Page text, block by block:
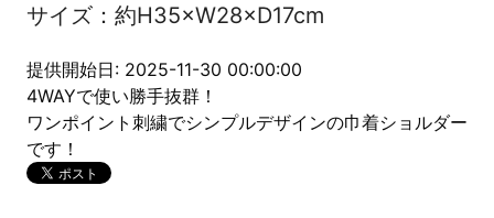
サイズ：約H35×W28×D17cm
提供開始日: 2025-11-30 00:00:00
4WAYで使い勝手抜群！
ワンポイント刺繍でシンプルデザインの巾着ショルダー
です！